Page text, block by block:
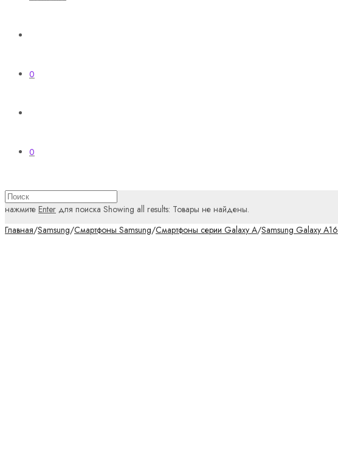
0
0
нажмите Enter для поиска Showing all results: Товары не найдены.
Главная/Samsung/Смартфоны Samsung/Смартфоны серии Galaxy A/Samsung Galaxy A16